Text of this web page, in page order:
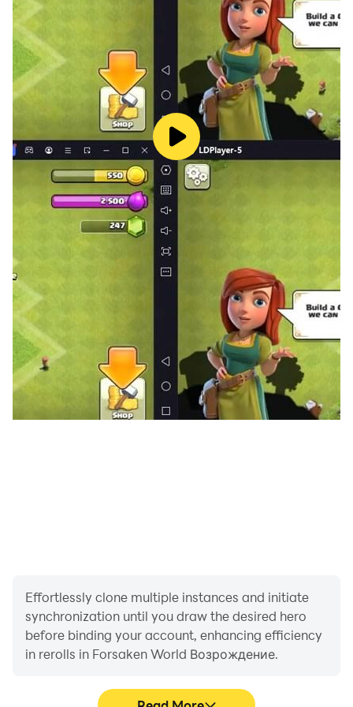
Заводите друзей, собирайтесь в гильдии,
общайтесь в личных письмах и чатах - побеждайте
врагов вместе!
- Головокружительная графика
Волшебный мир поразит вас своей красотой,
заставляя возвращаться снова и снова! А для
самых запоминающихся моментов - продвинутый
фоторежим и фотоальбом.
До встречи в игре!
Effortlessly clone multiple instances and initiate
synchronization until you draw the desired hero
before binding your account, enhancing efficiency
in rerolls in Forsaken World Возрождение.